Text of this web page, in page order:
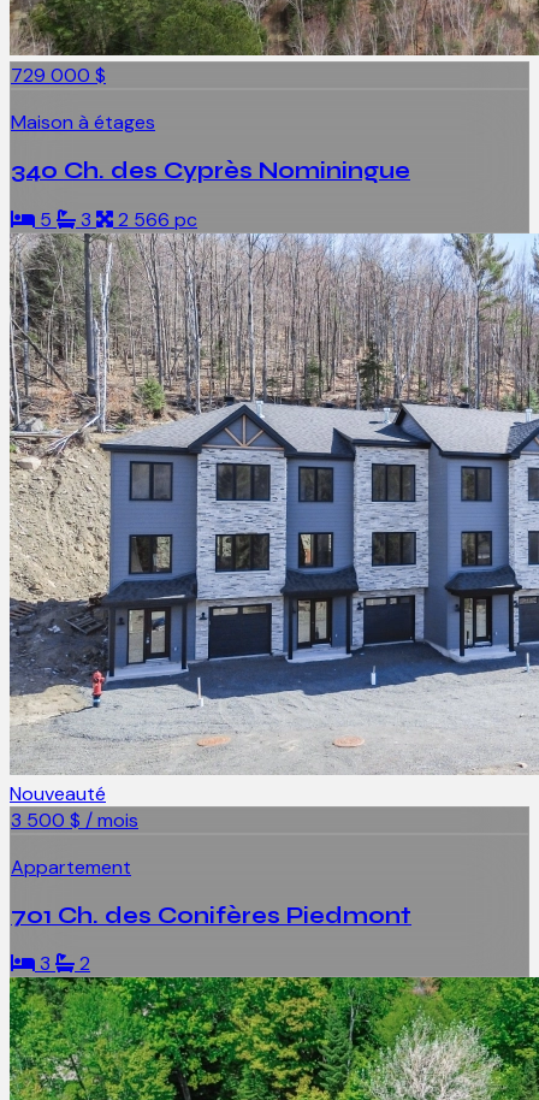
729 000 $
Maison à étages
340 Ch. des Cyprès Nominingue
5 3 2 566 pc
Nouveauté
3 500 $ / mois
Appartement
701 Ch. des Conifères Piedmont
3 2